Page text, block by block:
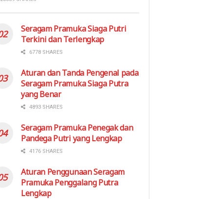
Seragam Pramuka Siaga Putri
Terkini dan Terlengkap
6778 SHARES
Aturan dan Tanda Pengenal pada
Seragam Pramuka Siaga Putra
yang Benar
4893 SHARES
Seragam Pramuka Penegak dan
Pandega Putri yang Lengkap
4176 SHARES
Aturan Penggunaan Seragam
Pramuka Penggalang Putra
Lengkap